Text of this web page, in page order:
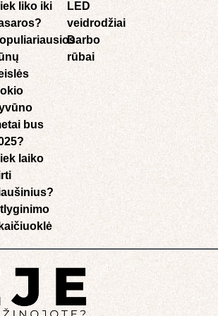
liko iki
bus
laiko
LED
veidrodžiai
Darbo
rūbai